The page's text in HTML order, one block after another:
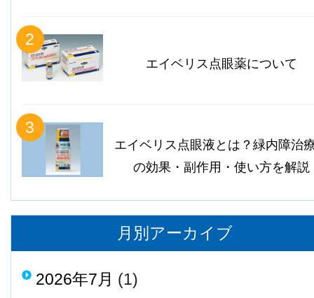
2
エイベリス点眼薬について
3
エイベリス点眼液とは？緑内障治
の効果・副作用・使い方を解説
月別アーカイブ
2026年7月 (1)